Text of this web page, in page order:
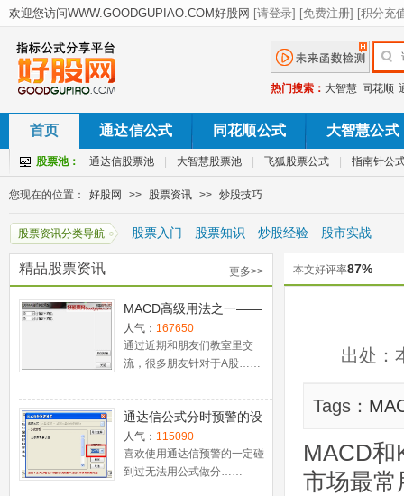
热门搜索： 大智慧 同花顺
首页 通达信公式 同花顺公式 大智慧公式
股票池： 通达信股票池 大智慧股票池 飞狐股票公式 指南针公
您现在的位置： 好股网 >> 股票资讯 >> 炒股技巧
股票资讯分类导航 股票入门 股票知识 炒股经验 股市实战
精品股票资讯 更多>>
MACD高级用法之一——
稳健买入法+2点卖出法
人气： 167650
通过近期和朋友们教室里交
流，很多朋友针对于A股……
通达信公式分时预警的设
置
人气： 115090
喜欢使用通达信预警的一定碰
到过无法用公式做分……
本文好评率87%
出处：
Tags：
MACD和
市场最常